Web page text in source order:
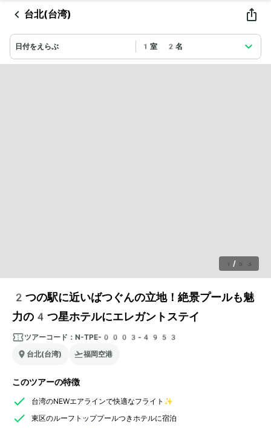
台北(台湾)
日付をえらぶ 1室 2名
1 / 53
2つの駅に近いばつぐんの立地！絶景プールも魅
力の4つ星ホテルにエレガントステイ
ツアーコード： N-TPE-0003-4953
台北(台湾)
福岡空港
このツアーの特徴
台湾のNEWエアラインで快適なフライト✨
東区のルーフトッププールつきホテルに宿泊